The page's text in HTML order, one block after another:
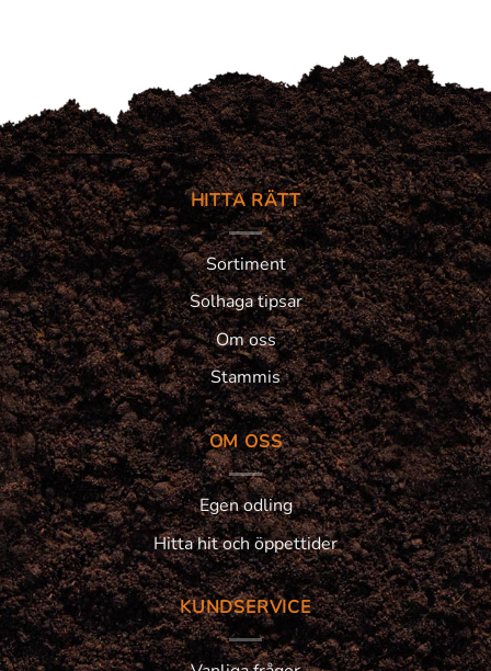
HITTA RÄTT
Sortiment
Solhaga tipsar
Om oss
Stammis
OM OSS
Egen odling
Hitta hit och öppettider
KUNDSERVICE